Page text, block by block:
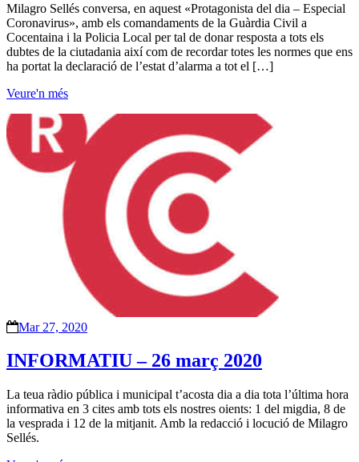
Milagro Sellés conversa, en aquest «Protagonista del dia – Especial
Coronavirus», amb els comandaments de la Guàrdia Civil a
Cocentaina i la Policia Local per tal de donar resposta a tots els
dubtes de la ciutadania així com de recordar totes les normes que ens
ha portat la declaració de l’estat d’alarma a tot el […]
Veure'n més
Mar 27, 2020
INFORMATIU – 26 març 2020
La teua ràdio pública i municipal t’acosta dia a dia tota l’última hora
informativa en 3 cites amb tots els nostres oients: 1 del migdia, 8 de
la vesprada i 12 de la mitjanit. Amb la redacció i locució de Milagro
Sellés.